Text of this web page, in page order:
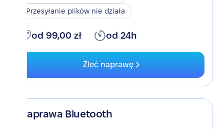
Przesyłanie plików nie działa
od 99,00 zł od 24h
Zleć naprawę
Naprawa Bluetooth